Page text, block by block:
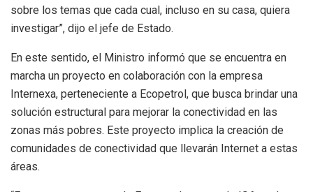
sobre los temas que cada cual, incluso en su casa, quiera
investigar”, dijo el jefe de Estado.
En este sentido, el Ministro informó que se encuentra en
marcha un proyecto en colaboración con la empresa
Internexa, perteneciente a Ecopetrol, que busca brindar una
solución estructural para mejorar la conectividad en las
zonas más pobres. Este proyecto implica la creación de
comunidades de conectividad que llevarán Internet a estas
áreas.